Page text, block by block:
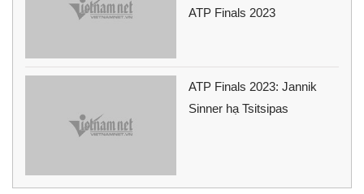
ATP Finals 2023
ATP Finals 2023: Jannik
Sinner hạ Tsitsipas